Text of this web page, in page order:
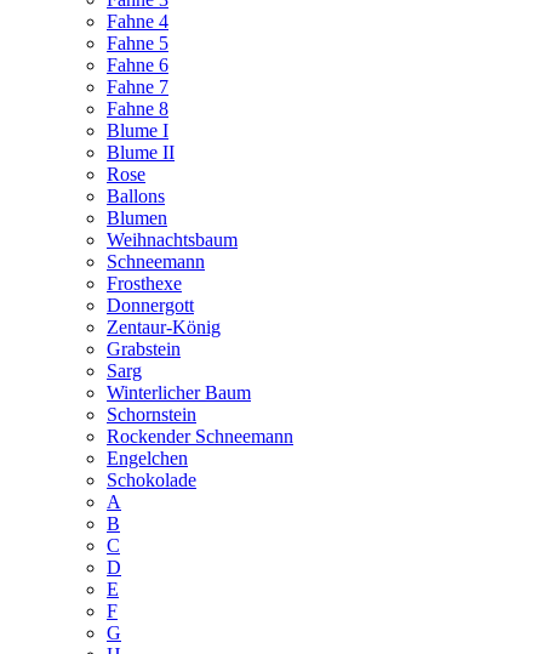
Fahne 4
Fahne 5
Fahne 6
Fahne 7
Fahne 8
Blume I
Blume II
Rose
Ballons
Blumen
Weihnachtsbaum
Schneemann
Frosthexe
Donnergott
Zentaur-König
Grabstein
Sarg
Winterlicher Baum
Schornstein
Rockender Schneemann
Engelchen
Schokolade
A
B
C
D
E
F
G